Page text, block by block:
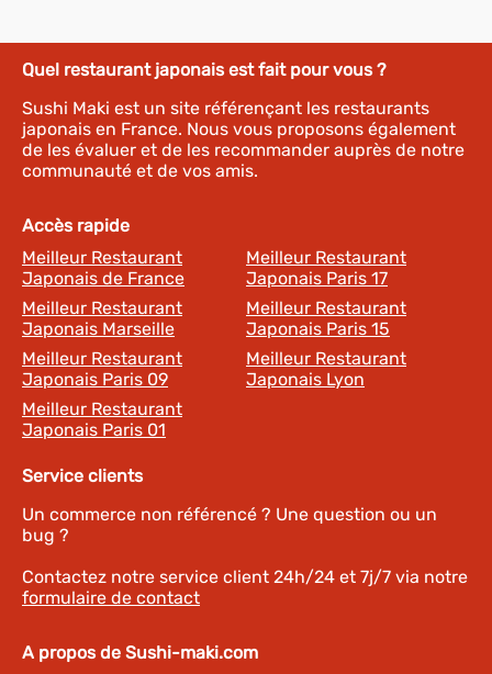
Quel restaurant japonais est fait pour vous ?
Sushi Maki est un site référençant les restaurants
japonais en France. Nous vous proposons également
de les évaluer et de les recommander auprès de notre
communauté et de vos amis.
Accès rapide
Meilleur Restaurant
Japonais de France
Meilleur Restaurant
Japonais Paris 17
Meilleur Restaurant
Japonais Marseille
Meilleur Restaurant
Japonais Paris 15
Meilleur Restaurant
Japonais Paris 09
Meilleur Restaurant
Japonais Lyon
Meilleur Restaurant
Japonais Paris 01
Service clients
Un commerce non référencé ? Une question ou un
bug ?
Contactez notre service client 24h/24 et 7j/7 via notre
formulaire de contact
A propos de Sushi-maki.com